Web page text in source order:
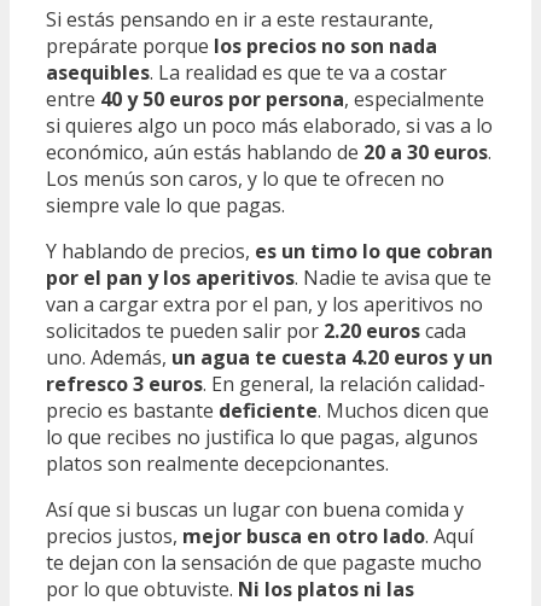
Si estás pensando en ir a este restaurante,
prepárate porque los precios no son nada
asequibles. La realidad es que te va a costar
entre 40 y 50 euros por persona, especialmente
si quieres algo un poco más elaborado, si vas a lo
económico, aún estás hablando de 20 a 30 euros.
Los menús son caros, y lo que te ofrecen no
siempre vale lo que pagas.
Y hablando de precios, es un timo lo que cobran
por el pan y los aperitivos. Nadie te avisa que te
van a cargar extra por el pan, y los aperitivos no
solicitados te pueden salir por 2.20 euroscada
uno. Además, un agua te cuesta 4.20 euros y un
refresco 3 euros. En general, la relación calidad-
precio es bastante deficiente. Muchos dicen que
lo que recibes no justifica lo que pagas, algunos
platos son realmente decepcionantes.
Así que si buscas un lugar con buena comida y
precios justos, mejor busca en otro lado. Aquí
te dejan con la sensación de que pagaste mucho
por lo que obtuviste. Ni los platos ni las